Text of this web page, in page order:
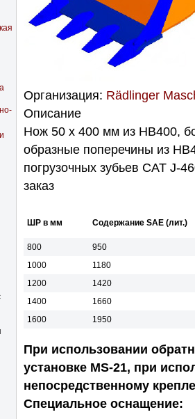
Организация: Rädlinger
Описание
Нож 50 x 400 мм из HB400,
образные поперечины из
погрузочных зубьев CAT J-
заказ
ШР в мм Содержание SAE (лит.)
800
950
1000
1180
1200
1420
1400
1660
1600
1950
При использовании
установке MS-21, при
непосредственному
Специальное оснащение: